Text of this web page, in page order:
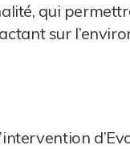
qui
sur